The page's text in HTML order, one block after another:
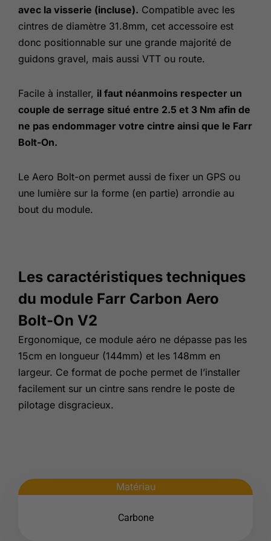
avec la visserie (incluse). Compatible avec les
cintres de diamètre 31.8mm, cet accessoire est
donc positionnable sur une grande majorité de
guidons gravel, mais aussi VTT ou route.
Facile à installer, il faut néanmoins respecter un
couple de serrage situé entre 2.5 et 3 Nm afin de
ne pas endommager votre cintre ainsi que le Farr
Bolt-On.
Le Aero Bolt-on permet aussi de fixer un GPS ou
une lumière sur la forme (en partie) arrondie au
bout du module.
Les caractéristiques techniques
du module Farr Carbon Aero
Bolt-On V2
Ergonomique, ce module aéro ne dépasse pas les
15cm en longueur (144mm) et les 148mm en
largeur. Ce format de poche permet de l’installer
facilement sur un cintre sans rendre le poste de
pilotage disgracieux.
Matériau
Carbone